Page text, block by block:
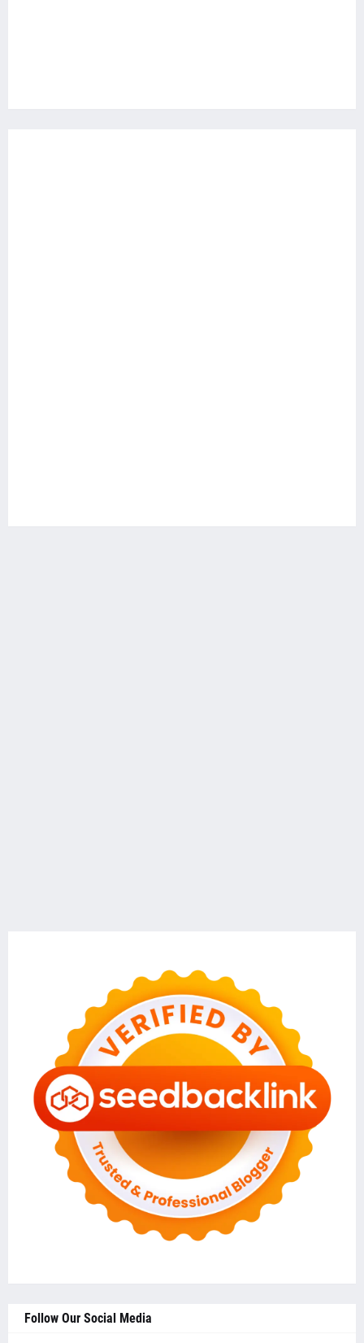
Follow Our Social Media